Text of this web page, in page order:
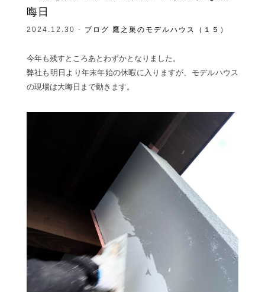
晦日
2024.12.30 - ブログ 鷹之巣のモデルハウス（１５）
今年も残すところあとわずかとなりました。
弊社も明日より年末年始の休暇に入りますが、モデルハウス
の現場は大晦日まで動きます。